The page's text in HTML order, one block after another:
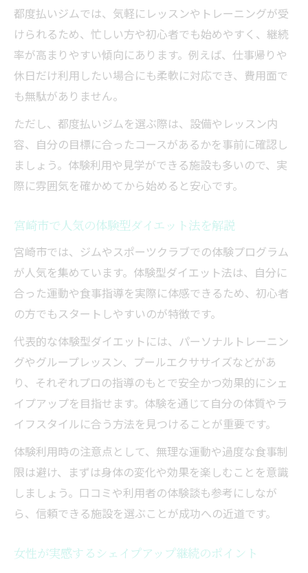
都度払いジムでは、気軽にレッスンやトレーニングが受
けられるため、忙しい方や初心者でも始めやすく、継続
率が高まりやすい傾向にあります。例えば、仕事帰りや
休日だけ利用したい場合にも柔軟に対応でき、費用面で
も無駄がありません。
ただし、都度払いジムを選ぶ際は、設備やレッスン内
容、自分の目標に合ったコースがあるかを事前に確認し
ましょう。体験利用や見学ができる施設も多いので、実
際に雰囲気を確かめてから始めると安心です。
宮崎市で人気の体験型ダイエット法を解説
宮崎市では、ジムやスポーツクラブでの体験プログラム
が人気を集めています。体験型ダイエット法は、自分に
合った運動や食事指導を実際に体感できるため、初心者
の方でもスタートしやすいのが特徴です。
代表的な体験型ダイエットには、パーソナルトレーニン
グやグループレッスン、プールエクササイズなどがあ
り、それぞれプロの指導のもとで安全かつ効果的にシェ
イプアップを目指せます。体験を通じて自分の体質やラ
イフスタイルに合う方法を見つけることが重要です。
体験利用時の注意点として、無理な運動や過度な食事制
限は避け、まずは身体の変化や効果を楽しむことを意識
しましょう。口コミや利用者の体験談も参考にしなが
ら、信頼できる施設を選ぶことが成功への近道です。
女性が実感するシェイプアップ継続のポイント